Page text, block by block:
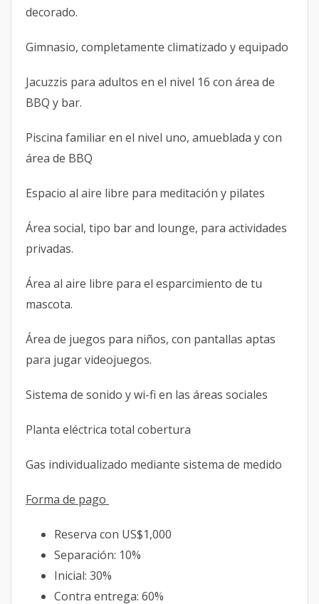
decorado.
Gimnasio, completamente climatizado y equipado
Jacuzzis para adultos en el nivel 16 con área de
BBQ y bar.
Piscina familiar en el nivel uno, amueblada y con
área de BBQ
Espacio al aire libre para meditación y pilates
Área social, tipo bar and lounge, para actividades
privadas.
Área al aire libre para el esparcimiento de tu
mascota.
Área de juegos para niños, con pantallas aptas
para jugar videojuegos.
Sistema de sonido y wi-fi en las áreas sociales
Planta eléctrica total cobertura
Gas individualizado mediante sistema de medido
Forma de pago
Reserva con US$1,000
Separación: 10%
Inicial: 30%
Contra entrega: 60%